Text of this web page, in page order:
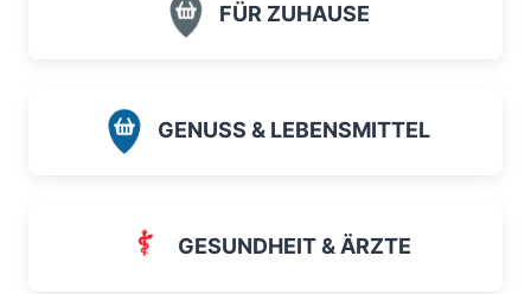
FÜR ZUHAUSE
GENUSS & LEBENSMITTEL
GESUNDHEIT & ÄRZTE